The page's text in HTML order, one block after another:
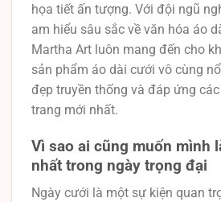
họa tiết ấn tượng. Với đội ngũ
am hiểu sâu sắc về văn hóa áo
Martha Art luôn mang đến cho
sản phẩm áo dài cưới vô cùng
đẹp truyền thống và đáp ứng
trang mới nhất.
Vì sao ai cũng muốn mình
nhất trong ngày trọng đại
Ngày cưới là một sự kiện quan